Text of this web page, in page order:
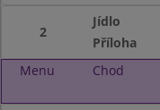
2
Jídlo
Příloha
Menu
Chod